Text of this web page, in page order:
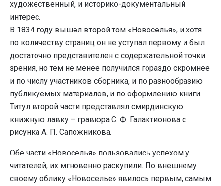
художественный, и историко-документальный
интерес.
В 1834 году вышел второй том «Новоселья», и хотя
по количеству страниц он не уступал первому и был
достаточно представителен с содержательной точки
зрения, но тем не менее получился гораздо скромнее
и по числу участников сборника, и по разнообразию
публикуемых материалов, и по оформлению книги.
Титул второй части представлял смирдинскую
книжную лавку – гравюра С. Ф. Галактионова с
рисунка А. П. Сапожникова.
Обе части «Новоселья» пользовались успехом у
читателей, их мгновенно раскупили. По внешнему
своему облику «Новоселье» явилось первым, самым